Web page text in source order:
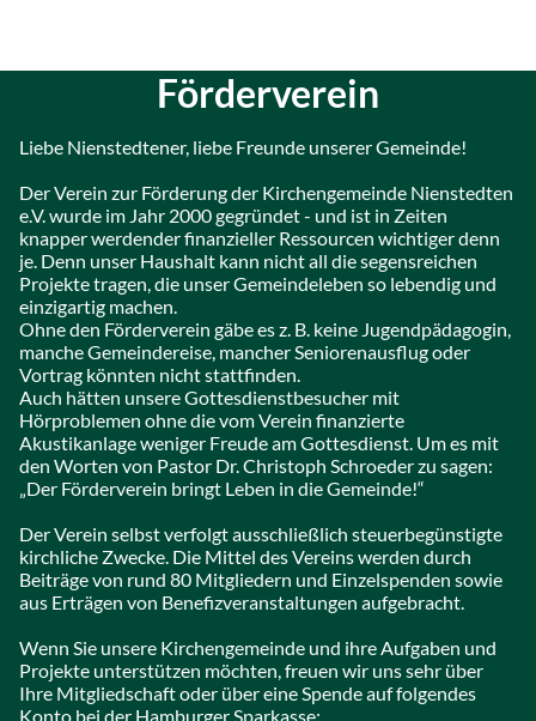
Förderverein
Liebe Nienstedtener, liebe Freunde unserer Gemeinde!
Der Verein zur Förderung der Kirchengemeinde Nienstedten
e.V. wurde im Jahr 2000 gegründet - und ist in Zeiten
knapper werdender finanzieller Ressourcen wichtiger denn
je. Denn unser Haushalt kann nicht all die segensreichen
Projekte tragen, die unser Gemeindeleben so lebendig und
einzigartig machen.
Ohne den Förderverein gäbe es z. B. keine Jugendpädagogin,
manche Gemeindereise, mancher Seniorenausflug oder
Vortrag könnten nicht stattfinden.
Auch hätten unsere Gottesdienstbesucher mit
Hörproblemen ohne die vom Verein finanzierte
Akustikanlage weniger Freude am Gottesdienst. Um es mit
den Worten von Pastor Dr. Christoph Schroeder zu sagen:
„Der Förderverein bringt Leben in die Gemeinde!“
Der Verein selbst verfolgt ausschließlich steuerbegünstigte
kirchliche Zwecke. Die Mittel des Vereins werden durch
Beiträge von rund 80 Mitgliedern und Einzelspenden sowie
aus Erträgen von Benefizveranstaltungen aufgebracht.
Wenn Sie unsere Kirchengemeinde und ihre Aufgaben und
Projekte unterstützen möchten, freuen wir uns sehr über
Ihre Mitgliedschaft oder über eine Spende auf folgendes
Konto bei der Hamburger Sparkasse: